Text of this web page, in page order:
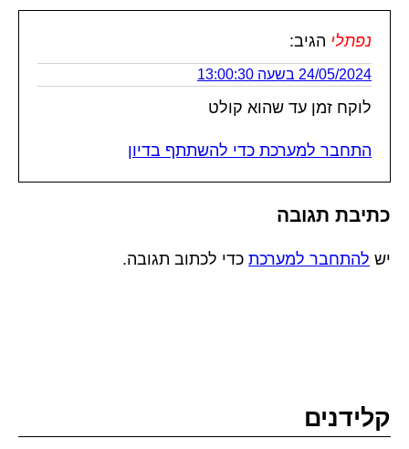
נפתלי הגיב:
24/05/2024 בשעה 13:00:30
לוקח זמן עד שהוא קולט
התחבר למערכת כדי להשתתף בדיון
כתיבת תגובה
יש להתחבר למערכת כדי לכתוב תגובה.
קלידנים